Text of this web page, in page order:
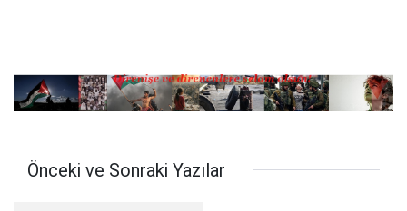
Önceki ve Sonraki Yazılar